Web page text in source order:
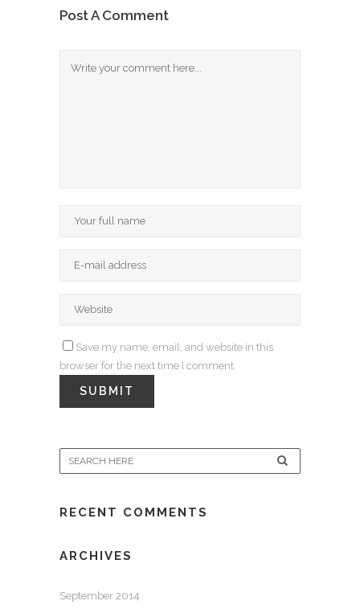
Post A Comment
Save my name, email, and website in this
browser for the next time I comment.
RECENT COMMENTS
ARCHIVES
September 2014